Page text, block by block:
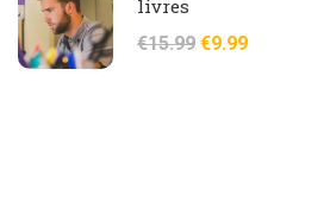
livres
€15.99 €9.99